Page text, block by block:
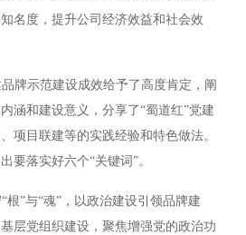
名度，提升公司经济效益和社会效
牌示范建设成效给予了高度肯定，阐
涵和建设意义，分享了“蜀道红”党建
项目联建等的实践经验和特色做法。
要落实好六个“关键词”。
根”与“魂”，以政治建设引领品牌建
层党组织建设，聚焦增强党的政治功